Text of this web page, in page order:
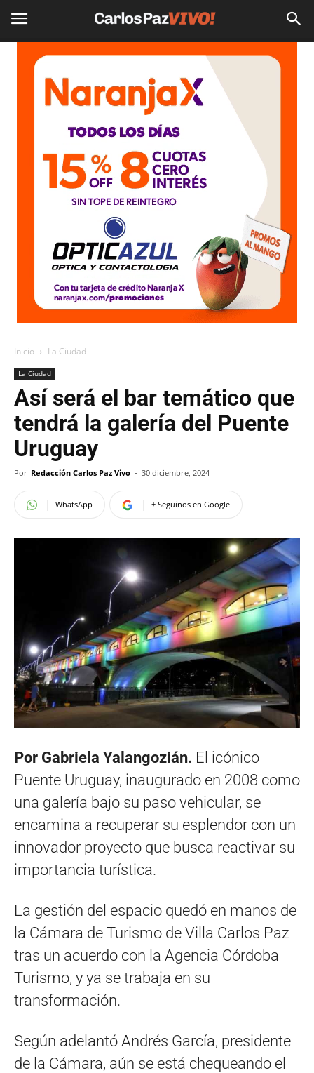
Inicio La Ciudad
La Ciudad
Así será el bar temático que
tendrá la galería del Puente
Uruguay
Por Redacción Carlos Paz Vivo - 30 diciembre, 2024
WhatsApp + Seguinos en Google
Por Gabriela Yalangozián. El icónico
Puente Uruguay, inaugurado en 2008 como
una galería bajo su paso vehicular, se
encamina a recuperar su esplendor con un
innovador proyecto que busca reactivar su
importancia turística.
La gestión del espacio quedó en manos de
la Cámara de Turismo de Villa Carlos Paz
tras un acuerdo con la Agencia Córdoba
Turismo, y ya se trabaja en su
transformación.
Según adelantó Andrés García, presidente
de la Cámara, aún se está chequeando el